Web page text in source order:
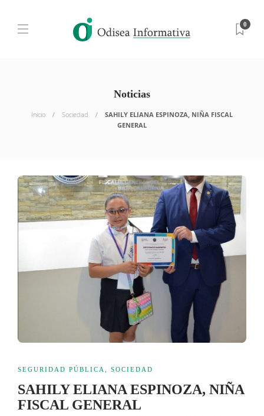
0
Noticias
Inicio Sociedad
SAHILY ELIANA ESPINOZA, NIÑA FISCAL
GENERAL
SEGURIDAD PÚBLICA SOCIEDAD
SAHILY ELIANA ESPINOZA, NIÑA
FISCAL GENERAL